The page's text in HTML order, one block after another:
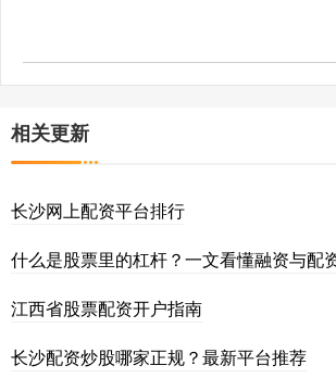
相关更新
长沙网上配资平台排行
什么是股票里的杠杆？一文看懂融资与配
江西省股票配资开户指南
长沙配资炒股哪家正规？最新平台推荐